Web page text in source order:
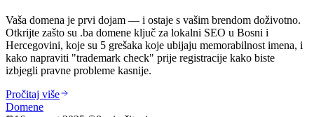
Vaša domena je prvi dojam — i ostaje s vašim brendom doživotno.
Otkrijte zašto su .ba domene ključ za lokalni SEO u Bosni i
Hercegovini, koje su 5 grešaka koje ubijaju memorabilnost imena, i
kako napraviti "trademark check" prije registracije kako biste
izbjegli pravne probleme kasnije.
Pročitaj više
Domene